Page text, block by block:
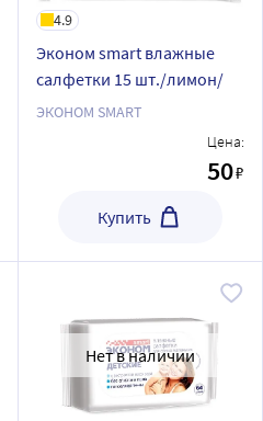
4.9
Эконом smart влажные
салфетки 15 шт./лимон/
ЭКОНОМ SMART
Цена:
50₽
Купить
Нет в наличии